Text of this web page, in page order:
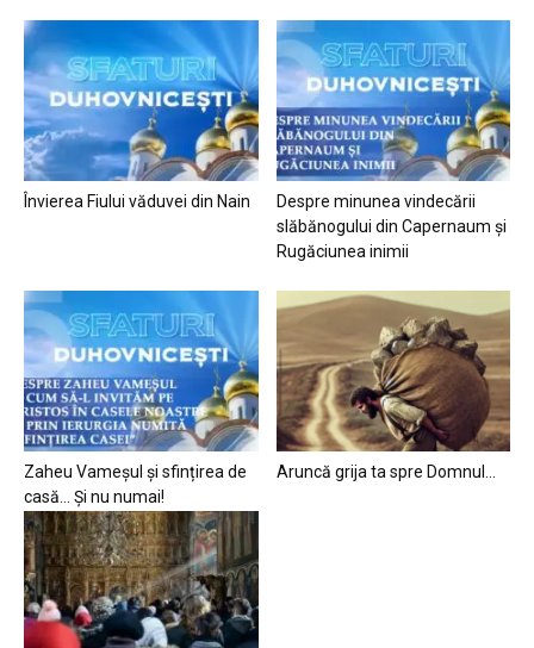
Învierea Fiului văduvei din Nain
Despre minunea vindecării
slăbănogului din Capernaum și
Rugăciunea inimii
Zaheu Vameșul și sfințirea de
casă… Și nu numai!
Aruncă grija ta spre Domnul…